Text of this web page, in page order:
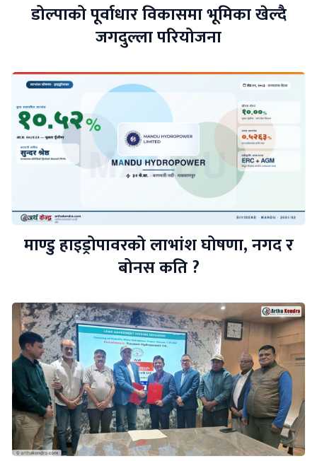
डोल्पाको पूर्वाधार विकासमा भूमिका खेल्दै
जगदुल्ला परियोजना
माण्डु हाइड्रोपावरको लाभांश घोषणा, नगद र
बोनस कति ?